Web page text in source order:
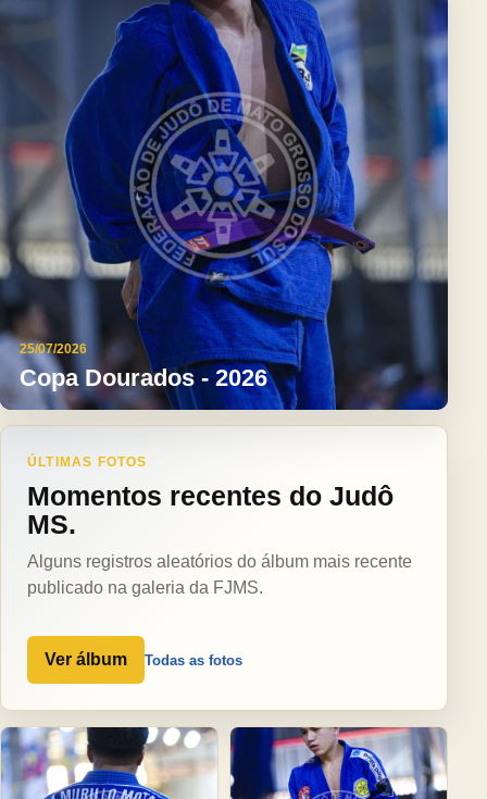
25/07/2026
Copa Dourados - 2026
ÚLTIMAS FOTOS
Momentos recentes do Judô
MS.
Alguns registros aleatórios do álbum mais recente
publicado na galeria da FJMS.
Ver álbum Todas as fotos